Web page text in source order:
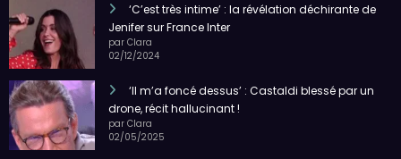
Jenifer sur France Inter
par Clara
02/12/2024
drone, récit hallucinant !
par Clara
02/05/2025